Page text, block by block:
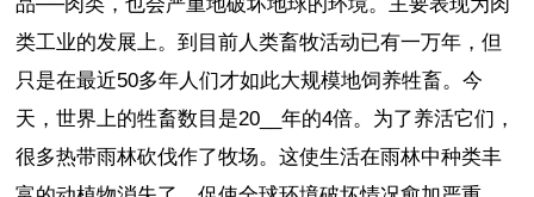
品──肉类，也会严重地破坏地球的环境。主要表现为肉
类工业的发展上。到目前人类畜牧活动已有一万年，但
只是在最近50多年人们才如此大规模地饲养牲畜。今
天，世界上的牲畜数目是20__年的4倍。为了养活它们，
很多热带雨林砍伐作了牧场。这使生活在雨林中种类丰